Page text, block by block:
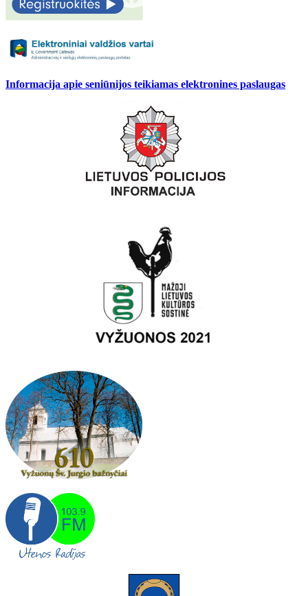
Informacija apie seniūnijos teikiamas elektronines paslaugas